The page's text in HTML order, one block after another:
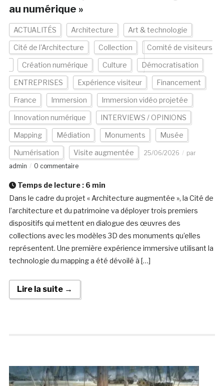
au numérique »
ACTUALITÉS Architecture Art & technologie
Cité de l'Architecture Collection Comité de visiteurs
Création numérique Culture Démocratisation
ENTREPRISES Expérience visiteur Financement
France Immersion Immersion vidéo projetée
Innovation numérique INTERVIEWS / OPINIONS
Mapping Médiation Monuments Musée
Numérisation Visite augmentée 25/06/2026
par
admin
0 commentaire
Temps de lecture : 6 min
Dans le cadre du projet « Architecture augmentée », la Cité de
l’architecture et du patrimoine va déployer trois premiers
dispositifs qui mettent en dialogue des œuvres des
collections avec les modèles 3D des monuments qu’elles
représentent. Une première expérience immersive utilisant la
technologie du mapping a été dévoilé à […]
Lire la suite →